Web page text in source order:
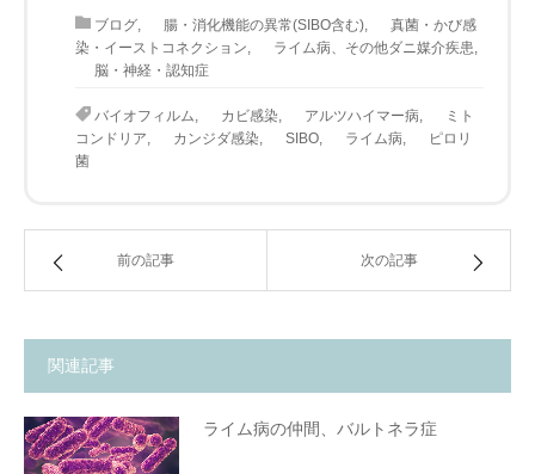
ブログ, 腸・消化機能の異常(SIBO含む),
真菌・かび感
染・イーストコネクション, ライム病、その他ダニ媒介疾患,
脳・神経・認知症
バイオフィルム, カビ感染, アルツハイマー病,
ミト
コンドリア, カンジダ感染, SIBO, ライム病,
ピロリ
菌
前の記事 次の記事
関連記事
ライム病の仲間、バルトネラ症